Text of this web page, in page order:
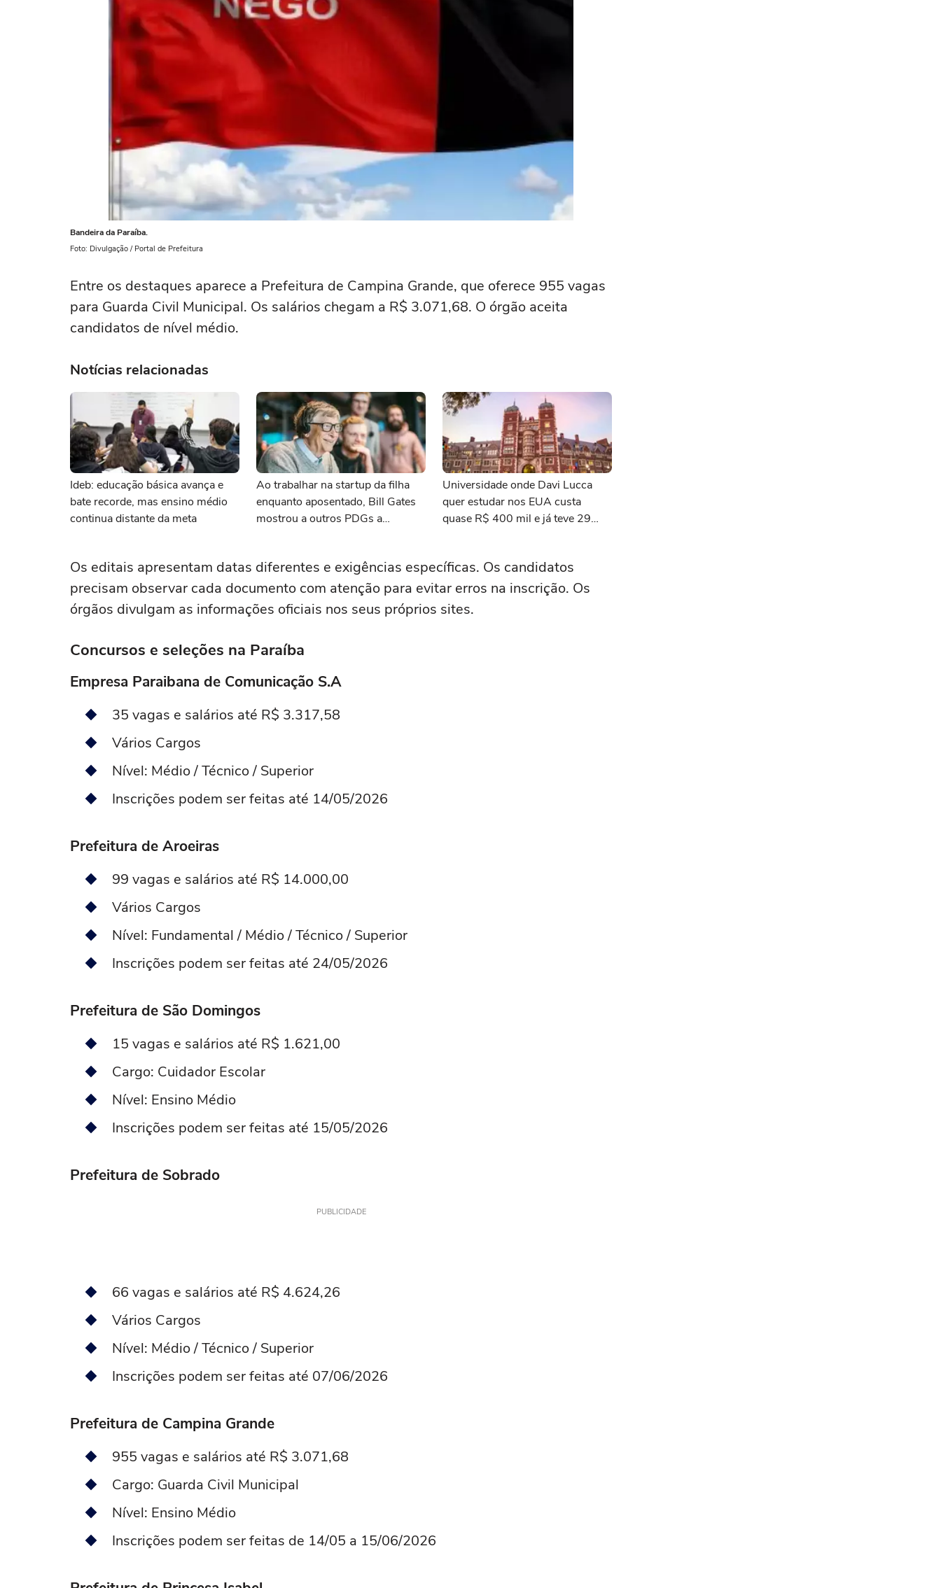
Bandeira da Paraíba.
Foto: Divulgação / Portal de Prefeitura
Entre os destaques aparece a Prefeitura de Campina Grande, que oferece 955 vagas
para Guarda Civil Municipal. Os salários chegam a R$ 3.071,68. O órgão aceita
candidatos de nível médio.
Notícias relacionadas
Ideb: educação básica avança e
bate recorde, mas ensino médio
continua distante da meta
Ao trabalhar na startup da filha
enquanto aposentado, Bill Gates
mostrou a outros PDGs a
Universidade onde Davi Lucca
quer estudar nos EUA custa
quase R$ 400 mil e já teve 29
Os editais apresentam datas diferentes e exigências específicas. Os candidatos
precisam observar cada documento com atenção para evitar erros na inscrição. Os
órgãos divulgam as informações oficiais nos seus próprios sites.
Concursos e seleções na Paraíba
Empresa Paraibana de Comunicação S.A
35 vagas e salários até R$ 3.317,58
Vários Cargos
Nível: Médio / Técnico / Superior
Inscrições podem ser feitas até 14/05/2026
Prefeitura de Aroeiras
99 vagas e salários até R$ 14.000,00
Vários Cargos
Nível: Fundamental / Médio / Técnico / Superior
Inscrições podem ser feitas até 24/05/2026
Prefeitura de São Domingos
15 vagas e salários até R$ 1.621,00
Cargo: Cuidador Escolar
Nível: Ensino Médio
Inscrições podem ser feitas até 15/05/2026
Prefeitura de Sobrado
PUBLICIDADE
66 vagas e salários até R$ 4.624,26
Vários Cargos
Nível: Médio / Técnico / Superior
Inscrições podem ser feitas até 07/06/2026
Prefeitura de Campina Grande
955 vagas e salários até R$ 3.071,68
Cargo: Guarda Civil Municipal
Nível: Ensino Médio
Inscrições podem ser feitas de 14/05 a 15/06/2026